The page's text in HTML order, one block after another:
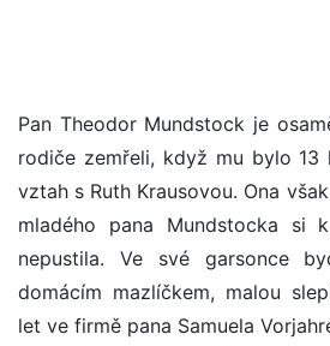
Pan Theodor Mundstock je
rodiče zemřeli, když mu bylo
vztah s Ruth Krausovou. Ona
mladého pana Mundstocka si
nepustila. Ve své garsonce
domácím mazlíčkem, malou
let ve firmě pana Samuela